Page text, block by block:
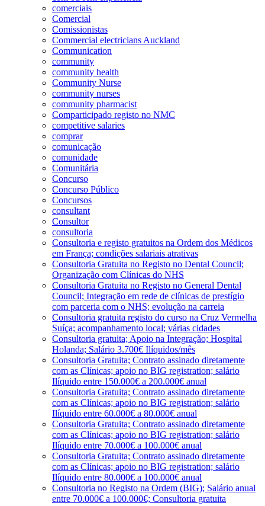
comerciais
Comercial
Comissionistas
Commercial electricians Auckland
Communication
community
community health
Community Nurse
community nurses
community pharmacist
Comparticipado registo no NMC
competitive salaries
comprar
comunicação
comunidade
Comunitária
Concurso
Concurso Público
Concursos
consultant
Consultor
consultoria
Consultoria e registo gratuitos na Ordem dos Médicos
em França; condições salariais atrativas
Consultoria Gratuita no Registo no Dental Council;
Organização com Clínicas do NHS
Consultoria Gratuita no Registo no General Dental
Council; Integração em rede de clínicas de prestígio
com parceria com o NHS; evolução na carreia
Consultoria gratuita registo do curso na Cruz Vermelha
Suíça; acompanhamento local; várias cidades
Consultoria gratuita; Apoio na Integração; Hospital
Holanda; Salário 3.700€ Ilíquidos/mês
Consultoria Gratuita; Contrato assinado diretamente
com as Clínicas; apoio no BIG registration; salário
Ilíquido entre 150.000€ a 200.000€ anual
Consultoria Gratuita; Contrato assinado diretamente
com as Clínicas; apoio no BIG registration; salário
Ilíquido entre 60.000€ a 80.000€ anual
Consultoria Gratuita; Contrato assinado diretamente
com as Clínicas; apoio no BIG registration; salário
Ilíquido entre 70.000€ a 100.000€ anual
Consultoria Gratuita; Contrato assinado diretamente
com as Clínicas; apoio no BIG registration; salário
Ilíquido entre 80.000€ a 100.000€ anual
Consultoria no Registo na Ordem (BIG); Salário anual
entre 70.000€ a 100.000€; Consultoria gratuita